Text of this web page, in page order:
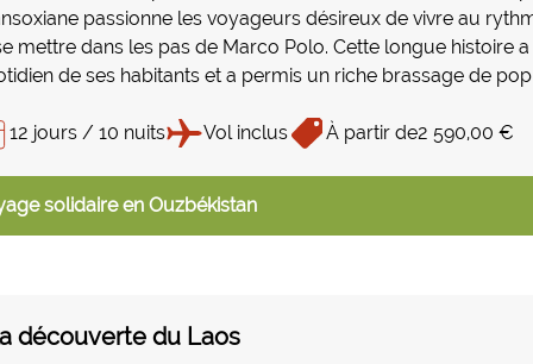
passionne les voyageurs désireux de vivre au
mettre dans les pas de Marco Polo. Cette longue histoire
de ses habitants et a permis un riche brassage de
12 jours / 10 nuits
Vol inclus À partir de2 590,00 €
solidaire en Ouzbékistan
découverte du Laos